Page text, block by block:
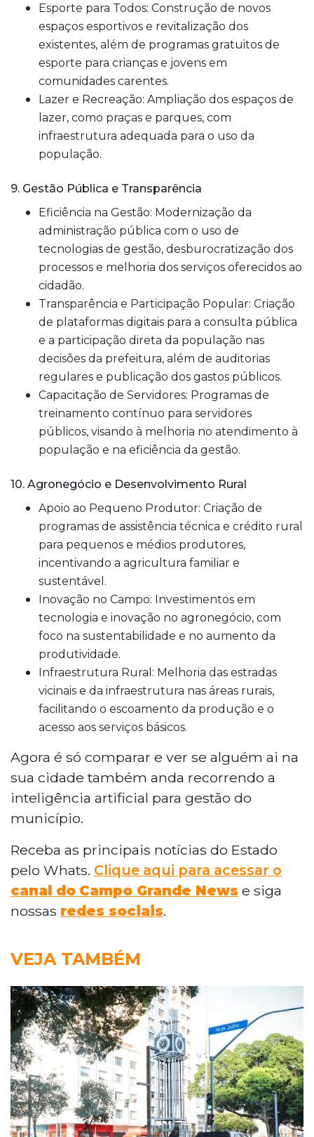
Esporte para Todos: Construção de novos
espaços esportivos e revitalização dos
existentes, além de programas gratuitos de
esporte para crianças e jovens em
comunidades carentes.
Lazer e Recreação: Ampliação dos espaços de
lazer, como praças e parques, com
infraestrutura adequada para o uso da
população.
9. Gestão Pública e Transparência
Eficiência na Gestão: Modernização da
administração pública com o uso de
tecnologias de gestão, desburocratização dos
processos e melhoria dos serviços oferecidos ao
cidadão.
Transparência e Participação Popular: Criação
de plataformas digitais para a consulta pública
e a participação direta da população nas
decisões da prefeitura, além de auditorias
regulares e publicação dos gastos públicos.
Capacitação de Servidores: Programas de
treinamento contínuo para servidores
públicos, visando à melhoria no atendimento à
população e na eficiência da gestão.
10. Agronegócio e Desenvolvimento Rural
Apoio ao Pequeno Produtor: Criação de
programas de assistência técnica e crédito rural
para pequenos e médios produtores,
incentivando a agricultura familiar e
sustentável.
Inovação no Campo: Investimentos em
tecnologia e inovação no agronegócio, com
foco na sustentabilidade e no aumento da
produtividade.
Infraestrutura Rural: Melhoria das estradas
vicinais e da infraestrutura nas áreas rurais,
facilitando o escoamento da produção e o
acesso aos serviços básicos.
Agora é só comparar e ver se alguém ai na
sua cidade também anda recorrendo a
inteligência artificial para gestão do
município.
Receba as principais notícias do Estado
pelo Whats. Clique aqui para acessar o
canal do Campo Grande News e siga
nossas redes sociais.
VEJA TAMBÉM